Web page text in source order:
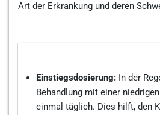
Art der Erkrankung und deren
Einstiegsdosierung: In der
Behandlung mit einer
einmal täglich. Dies hilft, den